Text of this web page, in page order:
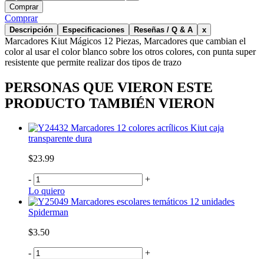
Comprar
Comprar
Descripción Especificaciones Reseñas / Q & A x
Marcadores Kiut Mágicos 12 Piezas, Marcadores que cambian el
color al usar el color blanco sobre los otros colores, con punta super
resistente que permite realizar dos tipos de trazo
PERSONAS QUE VIERON ESTE
PRODUCTO TAMBIÉN VIERON
Marcadores 12 colores acrílicos Kiut caja
transparente dura
$23.99
-
+
Lo quiero
Marcadores escolares temáticos 12 unidades
Spiderman
$3.50
-
+